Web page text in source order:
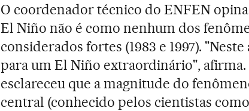
O coordenador técnico do ENFEN
El Niño não é como nenhum dos
considerados fortes (1983 e 1997).
para um El Niño extraordinário", afirma.
esclareceu que a magnitude do
central (conhecido pelos cientistas